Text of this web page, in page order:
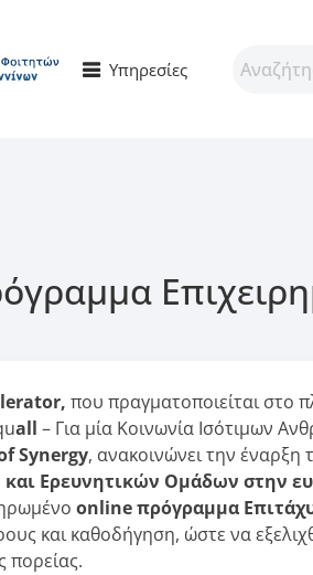
εργαλείων
Υπηρεσίες
που πραγματοποιείται στο
all – Για μία Κοινωνία Ισότιμων
Synergy, ανακοινώνει την έναρξη
Ερευνητικών Ομάδων στην
online πρόγραμμα
και καθοδήγηση, ώστε να
πορείας.